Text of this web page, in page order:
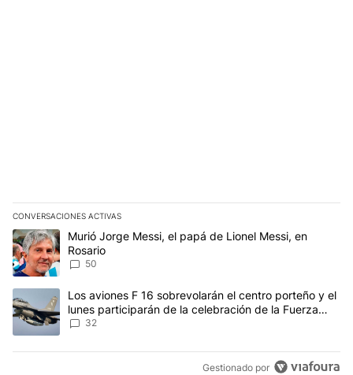
CONVERSACIONES ACTIVAS
Este listado muestra los artículos con más comentarios en los
Un artículo de tendencia con el título "Murió Jorge Messi, el
Murió Jorge Messi, el papá de Lionel Messi, en
Rosario
50
Un artículo de tendencia con el título "Los aviones F 16
Los aviones F 16 sobrevolarán el centro porteño y el
lunes participarán de la celebración de la Fuerza
Aérea
32
Gestionado por